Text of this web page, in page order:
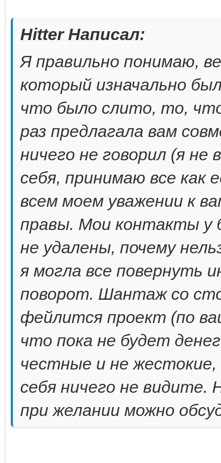
Hitter Написал:
Я правильно понимаю,
который изначально
что было слито, то,
раз предлагала вам
ничего не говорил (я не
себя, принимаю все как
всем моем уважении к
правы. Мои контакты у
не удалены, почему
я могла все повернуть
поворот. Шантаж со
фейлится проект (по
что пока не будет
честные и не жестокие,
себя ничего не
при желании можно